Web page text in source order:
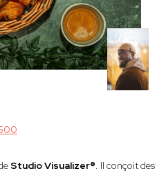
Studio Visualizer®. Il conçoit des